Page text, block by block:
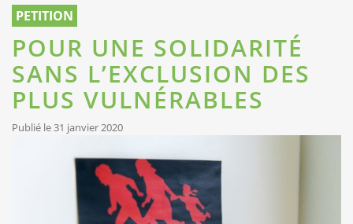
au
contenu
PETITION
POUR UNE SOLIDARITÉ
SANS L’EXCLUSION DES
PLUS VULNÉRABLES
Publié le 31 janvier 2020